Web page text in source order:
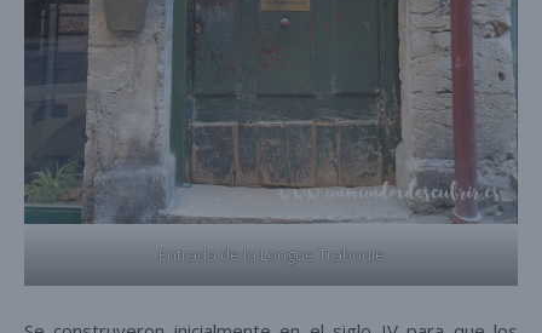
Entrada de la Longue Traboule